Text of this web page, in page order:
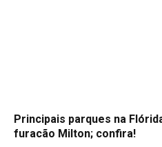
Principais parques na
furacão Milton; confira!